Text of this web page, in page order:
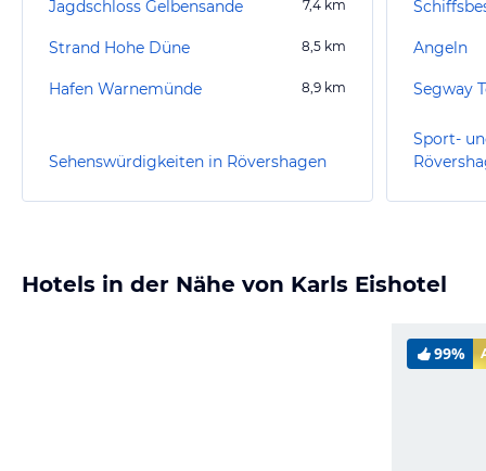
Jagdschloss Gelbensande 7,4 km
Strand Hohe Düne 8,5 km
Hafen Warnemünde 8,9 km
Sehenswürdigkeiten in Rövershagen
Angeln
Segway
Sport-
Hotels in der Nähe von Karls Eishotel
99%